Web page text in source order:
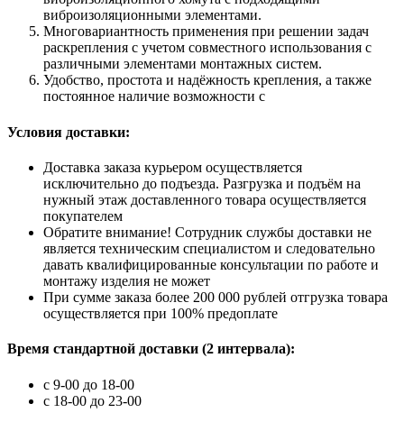
виброизоляционными элементами.
Многовариантность применения при решении задач
раскрепления с учетом совместного использования с
различными элементами монтажных систем.
Удобство, простота и надёжность крепления, а также
постоянное наличие возможности с
Условия доставки:
Доставка заказа курьером осуществляется
исключительно до подъезда. Разгрузка и подъём на
нужный этаж доставленного товара осуществляется
покупателем
Обратите внимание! Сотрудник службы доставки не
является техническим специалистом и следовательно
давать квалифицированные консультации по работе и
монтажу изделия не может
При сумме заказа более 200 000 рублей отгрузка товара
осуществляется при 100% предоплате
Время стандартной доставки (2 интервала):
c 9-00 до 18-00
с 18-00 до 23-00